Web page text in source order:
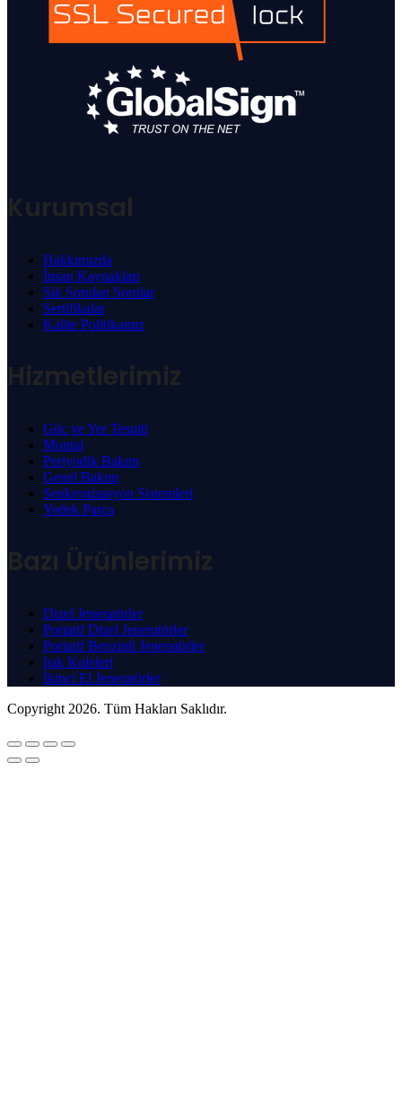
Kurumsal
Hakkımızda
İnsan Kaynakları
Sık Sorulan Sorular
Sertifikalar
Kalite Politikamız
Hizmetlerimiz
Güç ve Yer Tespiti
Montaj
Periyodik Bakım
Genel Bakım
Senkronizasyon Sistemleri
Yedek Parça
Bazı Ürünlerimiz
Dizel Jeneratörler
Portatif Dizel Jeneratörler
Portatif Benzinli Jeneratörler
Işık Kuleleri
İkinci El Jeneratörler
Copyright 2026. Tüm Hakları Saklıdır.